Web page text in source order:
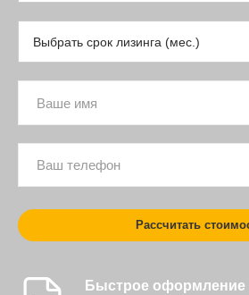
Быстрое оформление